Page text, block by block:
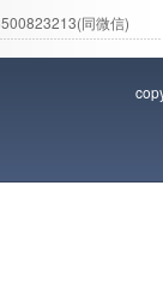
同微信)